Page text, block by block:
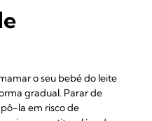
o seu bebé do leite
gradual. Parar de
la em risco de